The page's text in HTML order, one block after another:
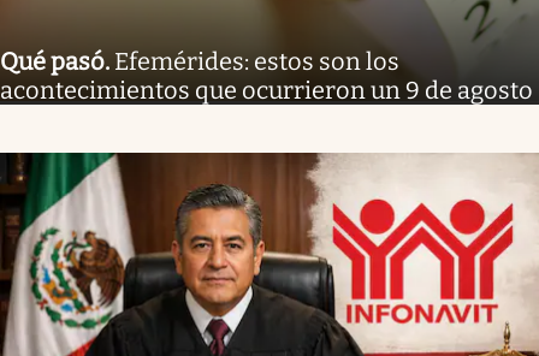
Qué pasó. Efemérides: estos son los
acontecimientos que ocurrieron un 9 de agosto